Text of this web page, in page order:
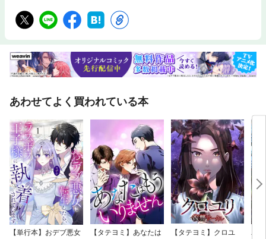
あわせてよく買われている本
【単行本】おデブ悪女
【タテヨミ】あなたは
【タテヨミ】クロユ
バ